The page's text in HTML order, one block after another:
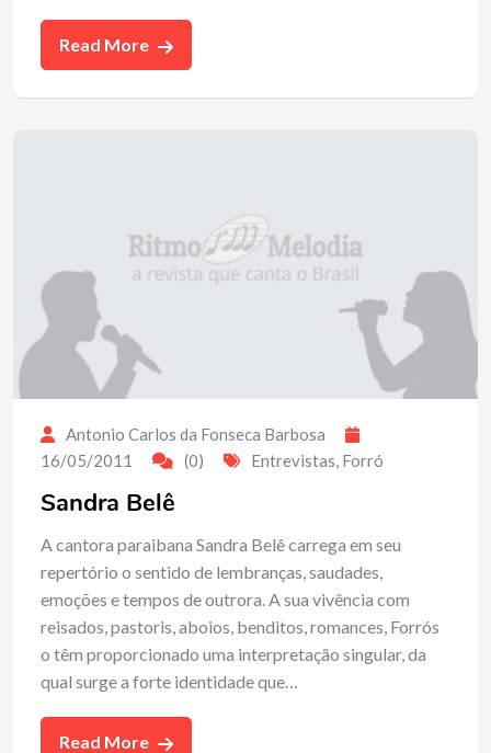
Read More
Antonio Carlos da Fonseca Barbosa
16/05/2011
(0) Entrevistas, Forró
Sandra Belê
A cantora paraibana Sandra Belê carrega em seu
repertório o sentido de lembranças, saudades,
emoções e tempos de outrora. A sua vivência com
reisados, pastoris, aboios, benditos, romances, Forrós
o têm proporcionado uma interpretação singular, da
qual surge a forte identidade que…
Read More